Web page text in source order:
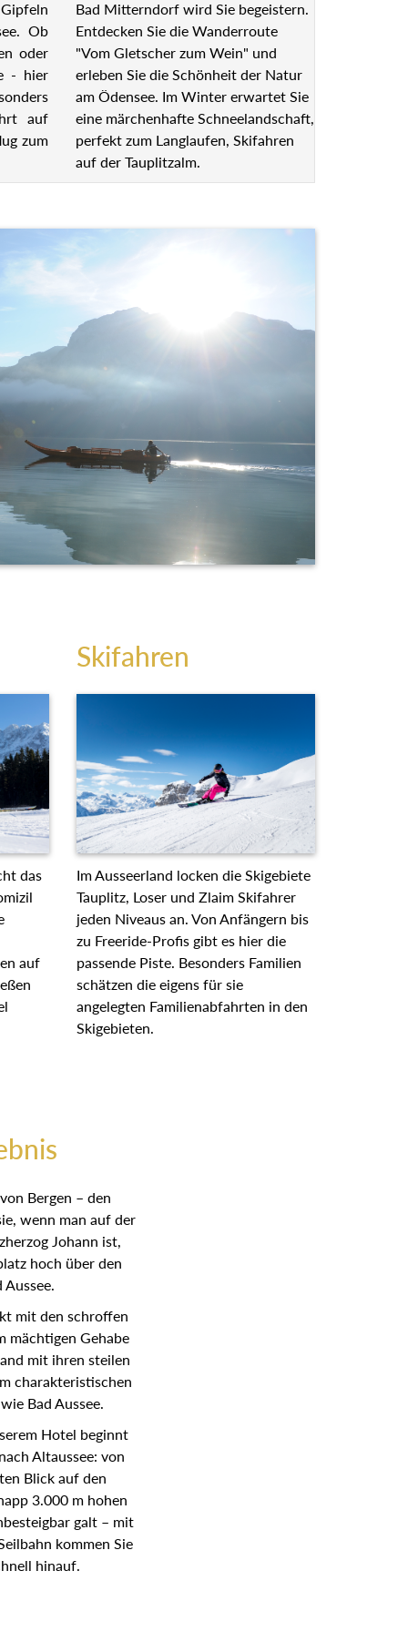
Ob
oder
- hier
auf
zum
Bad Mitterndorf wird Sie begeistern.
Entdecken Sie die Wanderroute
"Vom Gletscher zum Wein" und
erleben Sie die Schönheit der Natur
am Ödensee. Im Winter erwartet Sie
eine märchenhafte
Schneelandschaft, perfekt zum
Langlaufen, Skifahren auf der
Tauplitzalm.
das
auf
Skifahren
Im Ausseerland locken die
Skigebiete Tauplitz, Loser und Zlaim
Skifahrer jeden Niveaus an. Von
Anfängern bis zu Freeride-Profis gibt
es hier die passende Piste.
Besonders Familien schätzen die
eigens für sie angelegten
Bergen – den
wenn man auf der
Johann ist,
hoch über den
mit den schroffen
mächtigen Gehabe
mit ihren steilen
charakteristischen
Hotel beginnt
Altaussee: von
Blick auf den
3.000 m hohen
galt – mit
kommen Sie